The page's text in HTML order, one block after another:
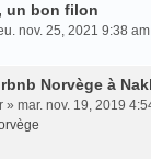
un bon filon
nov. 25, 2021 9:38
Norvège à
» mar. nov. 19, 2019